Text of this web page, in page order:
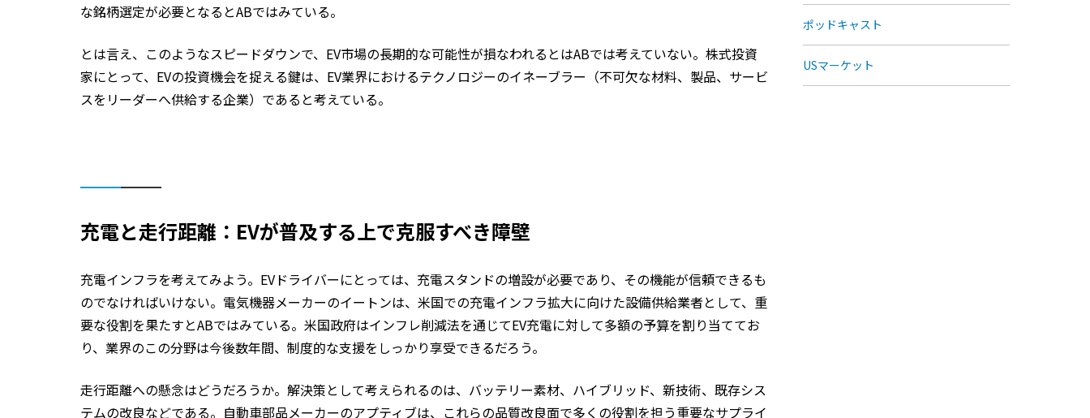
な銘柄選定が必要となるとABではみている。
とは言え、このようなスピードダウンで、EV市場の長期的な可能性が損なわれるとはABでは考えていない。株式投資
家にとって、EVの投資機会を捉える鍵は、EV業界におけるテクノロジーのイネーブラー（不可欠な材料、製品、サービ
スをリーダーへ供給する企業）であると考えている。
充電と走行距離：EVが普及する上で克服すべき障壁
充電インフラを考えてみよう。EVドライバーにとっては、充電スタンドの増設が必要であり、その機能が信頼できるも
のでなければいけない。電気機器メーカーのイートンは、米国での充電インフラ拡大に向けた設備供給業者として、重
要な役割を果たすとABではみている。米国政府はインフレ削減法を通じてEV充電に対して多額の予算を割り当ててお
り、業界のこの分野は今後数年間、制度的な支援をしっかり享受できるだろう。
走行距離への懸念はどうだろうか。解決策として考えられるのは、バッテリー素材、ハイブリッド、新技術、既存シス
テムの改良などである。自動車部品メーカーのアプティブは、これらの品質改良面で多くの役割を担う重要なサプライ
ポッドキャスト
USマーケット